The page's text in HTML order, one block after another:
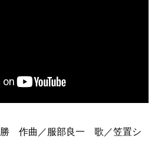
／服部良一 歌／笠置シ